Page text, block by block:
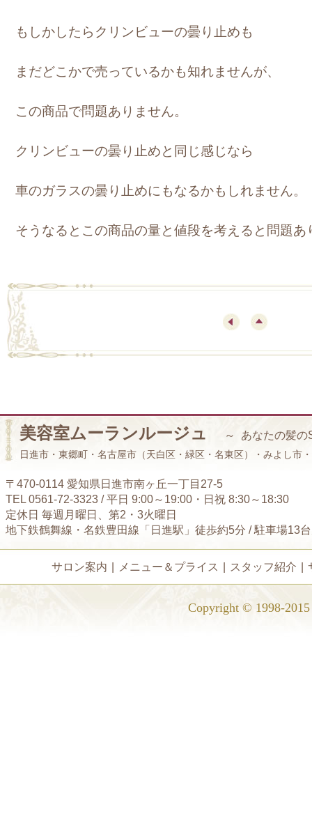
もしかしたらクリンビューの曇り止めも
まだどこかで売っているかも知れませんが、
この商品で問題ありません。
クリンビューの曇り止めと同じ感じなら
車のガラスの曇り止めにもなるかもしれません。
そうなるとこの商品の量と値段を考えると問題あ
美容室ムーランルージュ ～ あなたの髪の
日進市・東郷町・名古屋市（天白区・緑区・名東区）・みよし市
〒470-0114 愛知県日進市南ヶ丘一丁目27-5
TEL 0561-72-3323 / 平日 9:00～19:00・日祝 8:30～18:30
定休日 毎週月曜日、第2・3火曜日
地下鉄鶴舞線・名鉄豊田線「日進駅」徒歩約5分 / 駐車場13
サロン案内 メニュー＆プライス スタッフ紹介
Copyright © 1998-